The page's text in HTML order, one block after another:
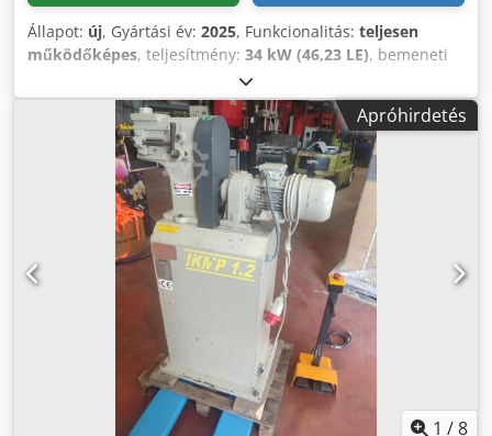
Állapot: új, Gyártási év: 2025, Funkcionalitás: teljesen
működőképes, teljesítmény: 34 kW (46,23 LE), bemeneti
, Felszereltség:
kézikönyv, Felső leszorítórúd Az alumínium nyomórúd
kiváló merevséget és hosszú élettartamot biztosít. A
kompaktan elhelyezett gumigörgők a munkadarabokat úgy
préselik meg, hogy azok elmozdulás nélkül szállíthatók
legyenek. Panel szállítószalag A hőkezelt, hosszú félköríves
vezetősín tökéletes illeszkedést biztosít a szállítószalaggal,
holtjáték nélkül. A szállítószalag a géptesthez van rögzítve,
hogy nagyobb, akár 600 mm szélességű munkadarabok is
stabilan mozgathatók legyenek. Keskeny darab dolgozó
csomag Cedpfxjy Rlbno Acforf Keskeny munkadarabok
adagolására szolgáló egység, mely biztosítja, hogy a
legkisebb él szélessége 40 mm legyen. Előmaró egység Két
darab gyémánt előmaró, 43 mm magasságban. Két
pneumatika vezérlésű motor (2 x 3,7 kW), szakaszos
élmarás a panel élén. Panel előmelegítő egység x2
Apróhirdetés
1 /8